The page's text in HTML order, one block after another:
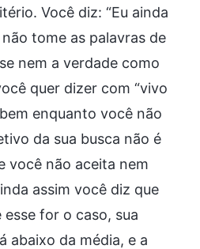
Você diz: “Eu ainda
tome as palavras de
nem a verdade como
quer dizer com “vivo
enquanto você não
da sua busca não é
você não aceita nem
assim você diz que
for o caso, sua
abaixo da média, e a